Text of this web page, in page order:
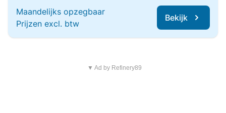
Maandelijks opzegbaar
Prijzen excl. btw
Bekijk
▼ Ad by Refinery89